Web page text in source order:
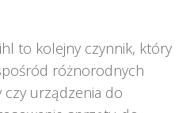
to kolejny czynnik, który
różnorodnych
czy urządzenia do